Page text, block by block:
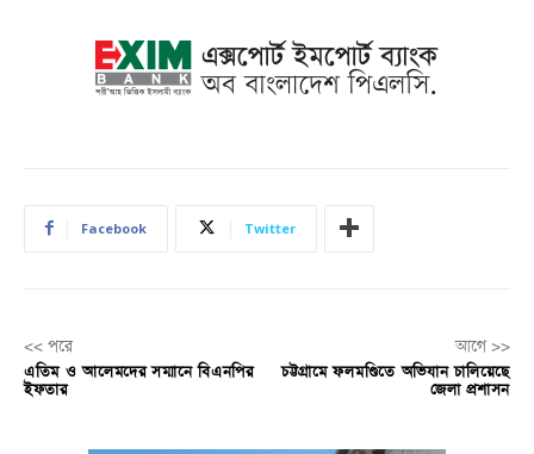
Facebook Twitter
<< পরে
এতিম ও আলেমদের সম্মানে বিএনপির
ইফতার
আগে >>
চট্টগ্রামে ফলমণ্ডিতে অভিযান চালিয়েছে
জেলা প্রশাসন